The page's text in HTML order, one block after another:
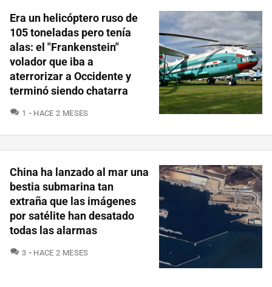
Era un helicóptero ruso de
105 toneladas pero tenía
alas: el "Frankenstein"
volador que iba a
aterrorizar a Occidente y
terminó siendo chatarra
1 COMENTARIOS
HACE 2 MESES
China ha lanzado al mar una
bestia submarina tan
extraña que las imágenes
por satélite han desatado
todas las alarmas
3 COMENTARIOS
HACE 2 MESES